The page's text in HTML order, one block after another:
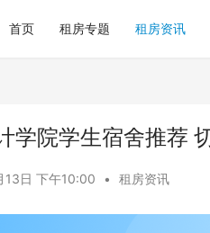
首页 租房专题 租房资讯
学院学生宿舍推荐
13日 下午10:00 • 租房资讯